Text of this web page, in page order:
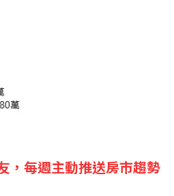
，每週主動推送房市趨勢